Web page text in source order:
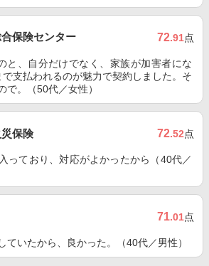
保険センター 72.91点
と、自分だけでなく、家族が加害者にな
支払われるのが魅力で契約しました。そ
で。（50代／女性）
保険 72.52点
っており、対応がよかったから（40代／
71.01点
ていたから、良かった。（40代／男性）